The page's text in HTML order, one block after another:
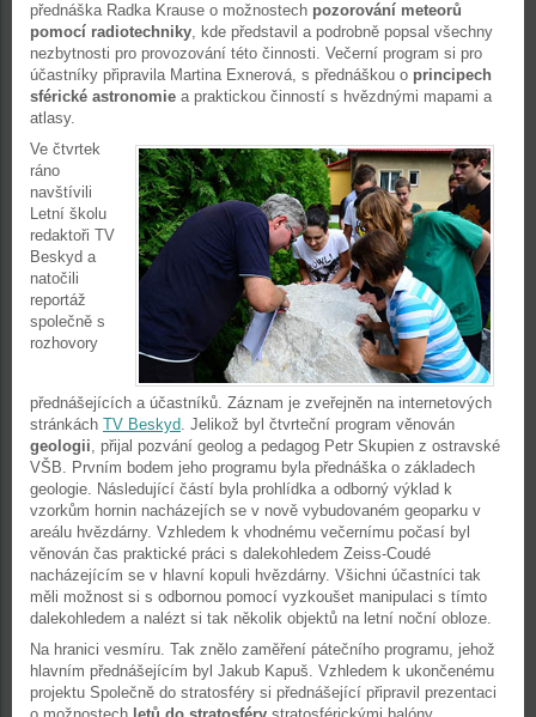
přednáška Radka Krause o možnostech pozorování meteorů
pomocí radiotechniky, kde představil a podrobně popsal všechny
nezbytnosti pro provozování této činnosti. Večerní program si pro
účastníky připravila Martina Exnerová, s přednáškou o principech
sférické astronomie a praktickou činností s hvězdnými mapami a
atlasy.
Ve čtvrtek
ráno
navštívili
Letní školu
redaktoři TV
Beskyd a
natočili
reportáž
společně s
rozhovory
přednášejících a účastníků. Záznam je zveřejněn na internetových
stránkách TV Beskyd. Jelikož byl čtvrteční program věnován
geologii, přijal pozvání geolog a pedagog Petr Skupien z ostravské
VŠB. Prvním bodem jeho programu byla přednáška o základech
geologie. Následující částí byla prohlídka a odborný výklad k
vzorkům hornin nacházejích se v nově vybudovaném geoparku v
areálu hvězdárny. Vzhledem k vhodnému večernímu počasí byl
věnován čas praktické práci s dalekohledem Zeiss-Coudé
nacházejícím se v hlavní kopuli hvězdárny. Všichni účastníci tak
měli možnost si s odbornou pomocí vyzkoušet manipulaci s tímto
dalekohledem a nalézt si tak několik objektů na letní noční obloze.
Na hranici vesmíru. Tak znělo zaměření pátečního programu, jehož
hlavním přednášejícím byl Jakub Kapuš. Vzhledem k ukončenému
projektu Společně do stratosféry si přednášející připravil prezentaci